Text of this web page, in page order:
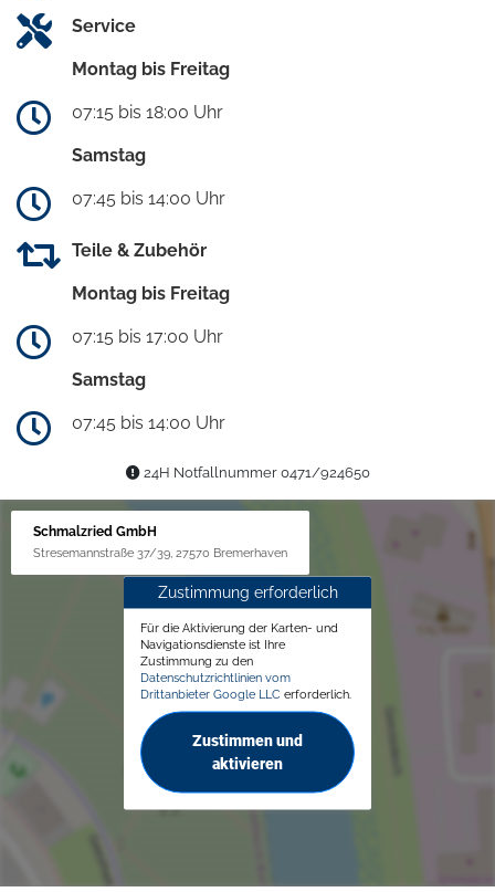
Service
Montag bis Freitag
07:15 bis 18:00 Uhr
Samstag
07:45 bis 14:00 Uhr
Teile & Zubehör
Montag bis Freitag
07:15 bis 17:00 Uhr
Samstag
07:45 bis 14:00 Uhr
24H Notfallnummer 0471/924650
Schmalzried GmbH
Stresemannstraße 37/39, 27570 Bremerhaven
Zustimmung erforderlich
Für die Aktivierung der Karten- und
Navigationsdienste ist Ihre
Zustimmung zu den
Datenschutzrichtlinien vom
Drittanbieter Google LLC erforderlich.
Zustimmen und
aktivieren